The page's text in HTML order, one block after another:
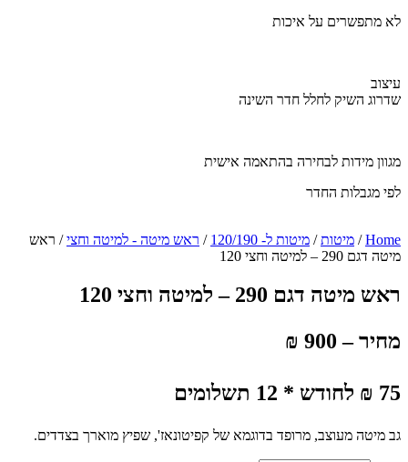
לא מתפשרים על איכות
עיצוב
שדרוג השיק לחלל חדר השינה
מגוון מידות לבחירה בהתאמה אישית
לפי מגבלות החדר
Home
/ מיטות/ מיטות ל- 120/190 / ראש מיטה - למיטה וחצי/ ראש
מיטה דגם 290 – למיטה וחצי 120
ראש מיטה דגם 290 – למיטה וחצי 120
מחיר – 900 ₪
75 ₪ לחודש * 12 תשלומים
גב מיטה מעוצב, מרופד בדוגמא של קפיטונאז', שפיץ מוארך בצדדים.